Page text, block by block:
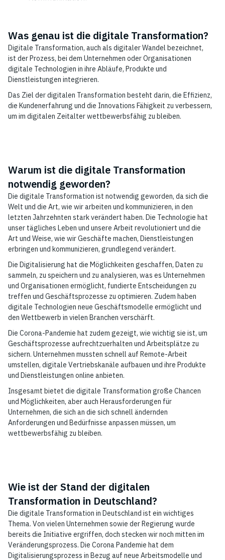
Was genau ist die digitale Transformation?
Digitale Transformation, auch als digitaler Wandel bezeichnet,
ist der Prozess, bei dem Unternehmen oder Organisationen
digitale Technologien in ihre Abläufe, Produkte und
Dienstleistungen integrieren.
Das Ziel der digitalen Transformation besteht darin, die Effizienz,
die Kundenerfahrung und die Innovations Fähigkeit zu verbessern,
um im digitalen Zeitalter wettbewerbsfähig zu bleiben.
Warum ist die digitale Transformation
notwendig geworden?
Die digitale Transformation ist notwendig geworden, da sich die
Welt und die Art, wie wir arbeiten und kommunizieren, in den
letzten Jahrzehnten stark verändert haben. Die Technologie hat
unser tägliches Leben und unsere Arbeit revolutioniert und die
Art und Weise, wie wir Geschäfte machen, Dienstleistungen
erbringen und kommunizieren, grundlegend verändert.
Die Digitalisierung hat die Möglichkeiten geschaffen, Daten zu
sammeln, zu speichern und zu analysieren, was es Unternehmen
und Organisationen ermöglicht, fundierte Entscheidungen zu
treffen und Geschäftsprozesse zu optimieren. Zudem haben
digitale Technologien neue Geschäftsmodelle ermöglicht und
den Wettbewerb in vielen Branchen verschärft.
Die Corona-Pandemie hat zudem gezeigt, wie wichtig sie ist, um
Geschäftsprozesse aufrechtzuerhalten und Arbeitsplätze zu
sichern. Unternehmen mussten schnell auf Remote-Arbeit
umstellen, digitale Vertriebskanäle aufbauen und ihre Produkte
und Dienstleistungen online anbieten.
Insgesamt bietet die digitale Transformation große Chancen
und Möglichkeiten, aber auch Herausforderungen für
Unternehmen, die sich an die sich schnell ändernden
Anforderungen und Bedürfnisse anpassen müssen, um
wettbewerbsfähig zu bleiben.
Wie ist der Stand der digitalen
Transformation in Deutschland?
Die digitale Transformation in Deutschland ist ein wichtiges
Thema. Von vielen Unternehmen sowie der Regierung wurde
bereits die Initiative ergriffen, doch stecken wir noch mitten im
Veränderungsprozess. Die Corona Pandemie hat dem
Digitalisierungsprozess in Bezug auf neue Arbeitsmodelle und